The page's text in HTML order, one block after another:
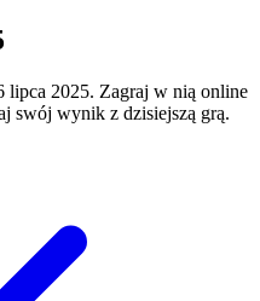
lipca 2025. Zagraj w nią online
swój wynik z dzisiejszą grą.